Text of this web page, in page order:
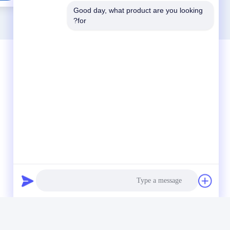
Good day, what product are you looking
for?